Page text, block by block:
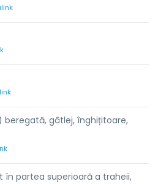
gâtlej, înghițitoare,
în partea superioară a traheii,